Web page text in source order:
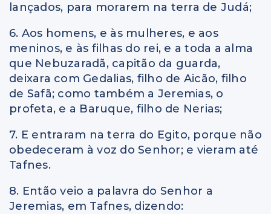
lançados, para morarem na terra de Judá;
6. Aos homens, e às mulheres, e aos
meninos, e às filhas do rei, e a toda a alma
que Nebuzaradã, capitão da guarda,
deixara com Gedalias, filho de Aicão, filho
de Safã; como também a Jeremias, o
profeta, e a Baruque, filho de Nerias;
7. E entraram na terra do Egito, porque não
obedeceram à voz do Senhor; e vieram até
Tafnes.
8. Então veio a palavra do Senhor a
Jeremias, em Tafnes, dizendo: